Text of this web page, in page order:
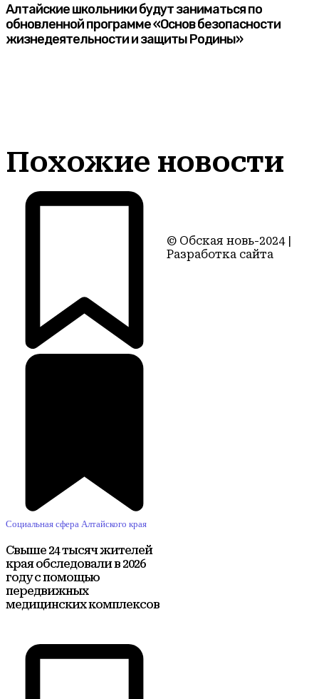
Алтайские школьники будут заниматься по
обновленной программе «Основ безопасности
жизнедеятельности и защиты Родины»
Похожие новости
Социальная сфера Алтайского края
Свыше 24 тысяч жителей
края обследовали в 2026
году с помощью
передвижных
медицинских комплексов
© Обская новь-2024 |
Разработка сайта